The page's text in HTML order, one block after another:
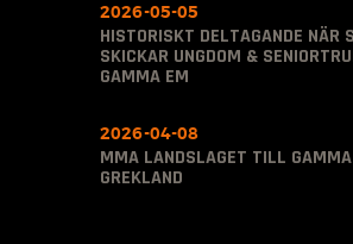
HISTORISKT DELTAGANDE NÄR
SKICKAR UNGDOM &
GAMMA EM
2026-05-05
MMA LANDSLAGET TILL
GREKLAND
2026-04-08